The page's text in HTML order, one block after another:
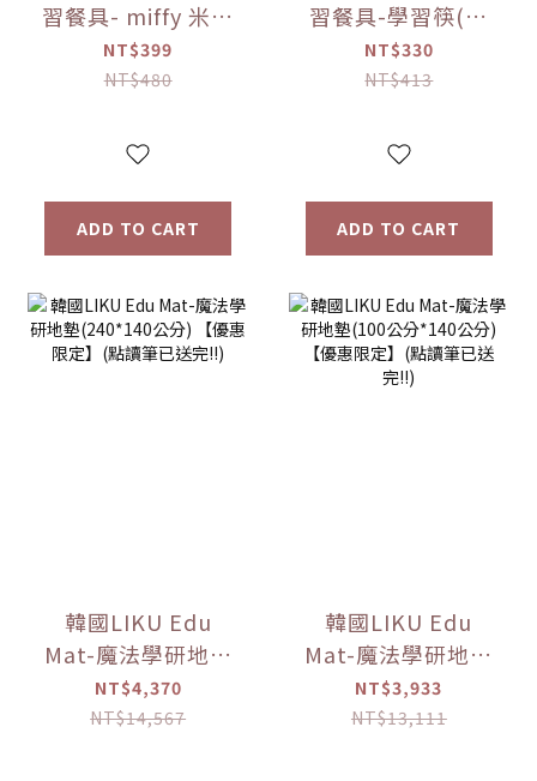
習餐具- miffy 米菲
寶餐具【優惠限
NT$399
NT$480
ADD TO CART
習餐具-學習筷(右
手) -miffy 米菲兔
(右手)/(左手)【優
NT$330
NT$413
ADD TO CART
韓國LIKU Edu
Mat-魔法學研地墊
(240*140公分)
【優惠限定】(點讀
NT$4,370
NT$14,567
韓國LIKU Edu
Mat-魔法學研地墊
(100公分*140公分)
【優惠限定】(點讀
NT$3,933
NT$13,111